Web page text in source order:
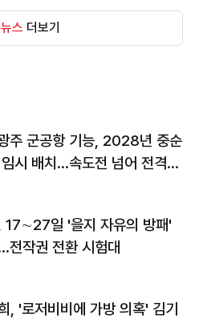
스 더보기
주 군공항 기능, 2028년 중순
시 배치…속도전 넘어 전격
17∼27일 '을지 자유의 방패'
전작권 전환 시험대
, '로저비비에 가방 의혹' 김기